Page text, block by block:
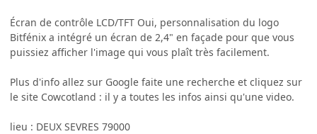
Écran de contrôle LCD/TFT Oui, personnalisation du logo
Bitfénix a intégré un écran de 2,4" en façade pour que vous
puissiez afficher l'image qui vous plaît très facilement.
Plus d'info allez sur Google faite une recherche et cliquez sur
le site Cowcotland : il y a toutes les infos ainsi qu'une video.
lieu : DEUX SEVRES 79000